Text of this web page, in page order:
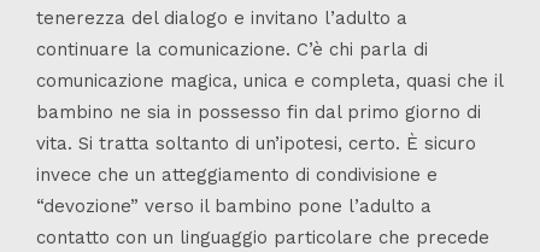
tenerezza del dialogo e invitano l’adulto a
continuare la comunicazione. C’è chi parla di
comunicazione magica, unica e completa, quasi che il
bambino ne sia in possesso fin dal primo giorno di
vita. Si tratta soltanto di un’ipotesi, certo. È sicuro
invece che un atteggiamento di condivisione e
“devozione” verso il bambino pone l’adulto a
contatto con un linguaggio particolare che precede